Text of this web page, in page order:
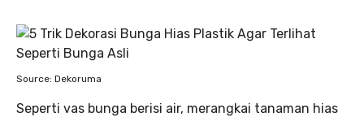
Source: Dekoruma
Seperti vas bunga berisi air, merangkai tanaman hias